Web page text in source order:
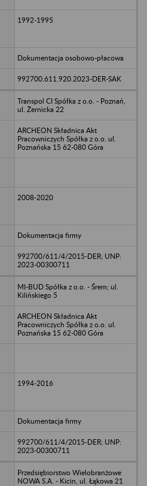
1992-1995
Dokumentacja osobowo-płacowa
992700.611.920.2023-DER-SAK
Transpol CI Spółka z o.o. - Poznań,
ul. Żernicka 22
ARCHEON Składnica Akt
Pracowniczych Spółka z o.o. ul.
Poznańska 15 62-080 Góra
2008-2020
Dokumentacja firmy
992700/611/4/2015-DER; UNP:
2023-00300711
MI-BUD Spółka z o.o. - Śrem; ul.
Kilińskiego 5
ARCHEON Składnica Akt
Pracowniczych Spółka z o.o. ul.
Poznańska 15 62-080 Góra
1994-2016
Dokumentacja firmy
992700/611/4/2015-DER; UNP:
2023-00300711
Przedsiębiorstwo Wielobranżowe
NOWA S.A. - Kicin, ul. Łąkowa 21